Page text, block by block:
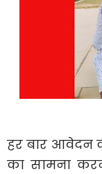
हर बार आवेदन
का सामना